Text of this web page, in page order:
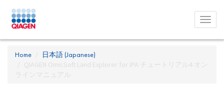
Toggle
menu
Home
日本語 (Japanese)
QIAGEN OmicSoft Land Explorer for IPA チュートリアル4 オン
ラインマニュアル